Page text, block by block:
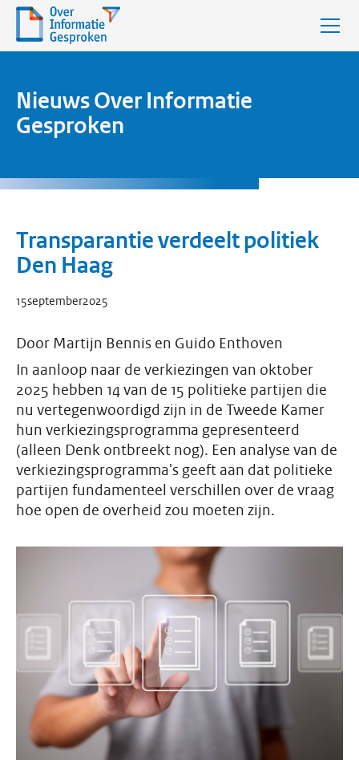
Nieuws Over Informatie
Gesproken
Transparantie verdeelt politiek
Den Haag
15september2025
Door Martijn Bennis en Guido Enthoven
In aanloop naar de verkiezingen van oktober
2025 hebben 14 van de 15 politieke partijen die
nu vertegenwoordigd zijn in de Tweede Kamer
hun verkiezingsprogramma gepresenteerd
(alleen Denk ontbreekt nog). Een analyse van de
verkiezingsprogramma's geeft aan dat politieke
partijen fundamenteel verschillen over de vraag
hoe open de overheid zou moeten zijn.